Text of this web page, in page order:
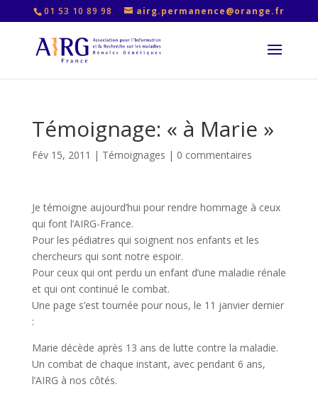
01 53 10 89 98 airg.permanence@orange.fr
Témoignage: « à Marie »
Fév 15, 2011 | Témoignages | 0 commentaires
Je témoigne aujourd’hui pour rendre hommage à ceux
qui font l’AIRG-France.
Pour les pédiatres qui soignent nos enfants et les
chercheurs qui sont notre espoir.
Pour ceux qui ont perdu un enfant d’une maladie rénale
et qui ont continué le combat.
Une page s’est tournée pour nous, le 11 janvier dernier
:
Marie décède après 13 ans de lutte contre la maladie.
Un combat de chaque instant, avec pendant 6 ans,
l’AIRG à nos côtés.